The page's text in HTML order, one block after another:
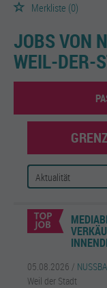
Merkliste (0)
JOBS VON
WEIL-DER-
05.08.2026 /
Weil der Stadt